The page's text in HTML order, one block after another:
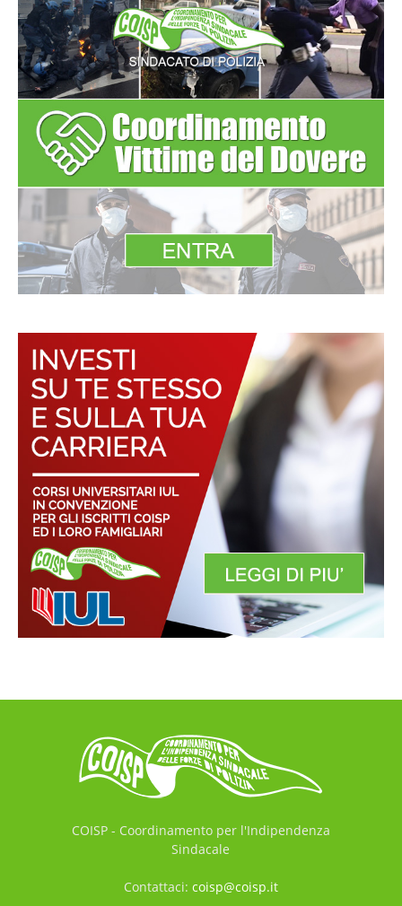
COISP - Coordinamento per l'Indipendenza
Sindacale
Contattaci: coisp@coisp.it